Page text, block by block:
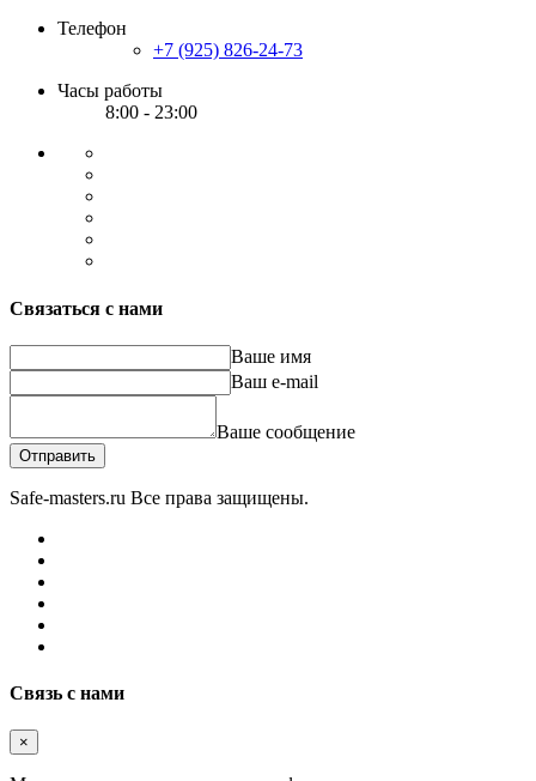
Телефон
+7 (925) 826-24-73
Часы работы
8:00 - 23:00
Связаться с нами
Ваше имя
Ваш e-mail
Ваше сообщение
Отправить
Safe-masters.ru Все права защищены.
Связь с нами
×